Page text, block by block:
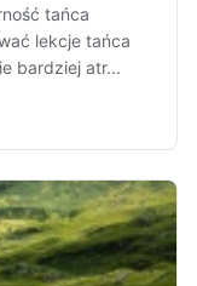
tańca
lekcje tańca
bardziej atr...